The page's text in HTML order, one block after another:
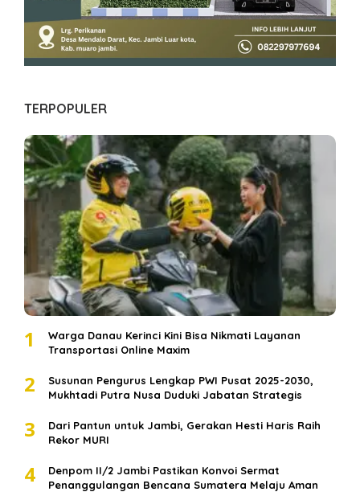
TERPOPULER
1
Warga Danau Kerinci Kini Bisa Nikmati Layanan
Transportasi Online Maxim
2
Susunan Pengurus Lengkap PWI Pusat 2025-2030,
Mukhtadi Putra Nusa Duduki Jabatan Strategis
3
Dari Pantun untuk Jambi, Gerakan Hesti Haris Raih
Rekor MURI
4
Denpom II/2 Jambi Pastikan Konvoi Sermat
Penanggulangan Bencana Sumatera Melaju Aman